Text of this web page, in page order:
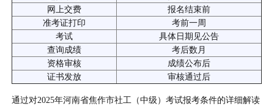
网上交费
报名结束前
准考证打印
考前一周
考试
具体日期见公告
查询成绩
考后数月
资格审核
成绩公布后
证书发放
审核通过后
通过对2025年河南省焦作市社工（中级）考试报考条件的详细解读